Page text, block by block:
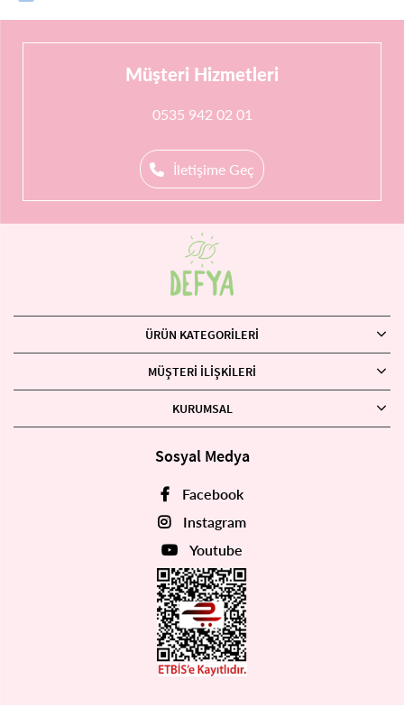
Müşteri Hizmetleri
0535 942 02 01
İletişime Geç
ÜRÜN KATEGORILERI
MÜŞTERI İLIŞKILERI
KURUMSAL
Sosyal Medya
Facebook
Instagram
Youtube